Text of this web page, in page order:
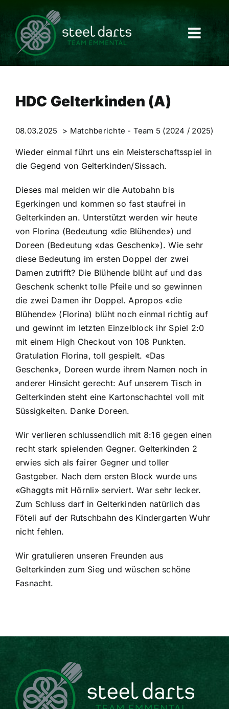
content
HDC Gelterkinden (A)
08.03.2025 > Matchberichte - Team 5 (2024 / 2025)
Wieder einmal führt uns ein Meisterschaftsspiel in
die Gegend von Gelterkinden/Sissach.
Dieses mal meiden wir die Autobahn bis
Egerkingen und kommen so fast staufrei in
Gelterkinden an. Unterstützt werden wir heute
von Florina (Bedeutung «die Blühende») und
Doreen (Bedeutung «das Geschenk»). Wie sehr
diese Bedeutung im ersten Doppel der zwei
Damen zutrifft? Die Blühende blüht auf und das
Geschenk schenkt tolle Pfeile und so gewinnen
die zwei Damen ihr Doppel. Apropos «die
Blühende» (Florina) blüht noch einmal richtig auf
und gewinnt im letzten Einzelblock ihr Spiel 2:0
mit einem High Checkout von 108 Punkten.
Gratulation Florina, toll gespielt. «Das
Geschenk», Doreen wurde ihrem Namen noch in
anderer Hinsicht gerecht: Auf unserem Tisch in
Gelterkinden steht eine Kartonschachtel voll mit
Süssigkeiten. Danke Doreen.
Wir verlieren schlussendlich mit 8:16 gegen einen
recht stark spielenden Gegner. Gelterkinden 2
erwies sich als fairer Gegner und toller
Gastgeber. Nach dem ersten Block wurde uns
«Ghaggts mit Hörnli» serviert. War sehr lecker.
Zum Schluss darf in Gelterkinden natürlich das
Föteli auf der Rutschbahn des Kindergarten Wuhr
nicht fehlen.
Wir gratulieren unseren Freunden aus
Gelterkinden zum Sieg und wüschen schöne
Fasnacht.